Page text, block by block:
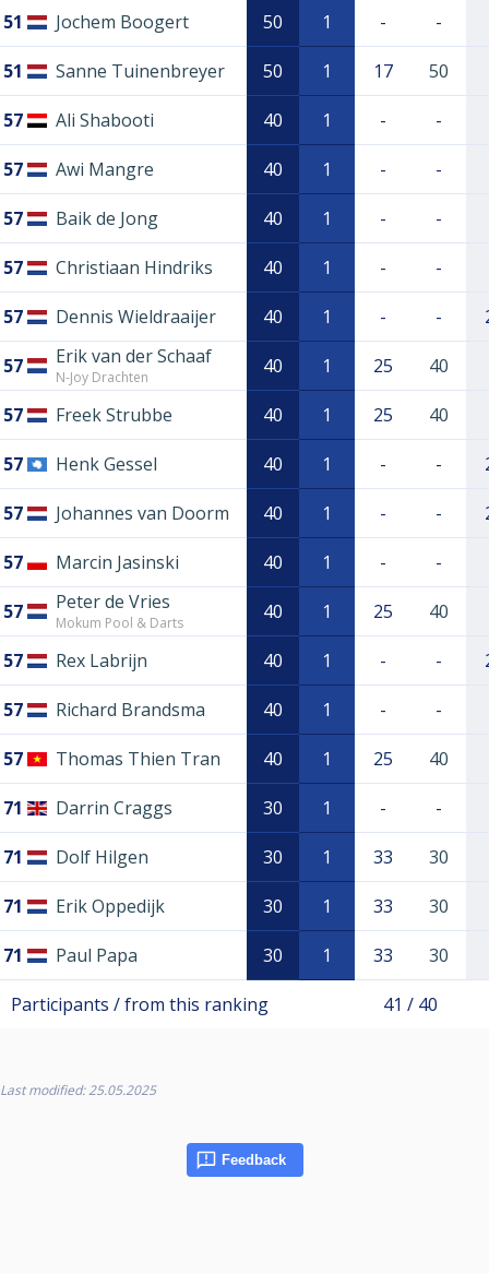
51 Jochem Boogert 50 1 - -
51 Sanne Tuinenbreyer 50 1 17 50
57 Ali Shabooti 40 1 - -
57 Awi Mangre 40 1 - -
57 Baik de Jong 40 1 - -
57 Christiaan Hindriks 40 1 - -
57 Dennis Wieldraaijer 40 1 - -
57 Erik van der Schaaf
N-Joy Drachten 40 1 25 40
57 Freek Strubbe 40 1 25 40
57 Henk Gessel 40 1 - -
57 Johannes van Doorm 40 1 - -
57 Marcin Jasinski 40 1 - -
57 Peter de Vries
Mokum Pool & Darts 40 1 25 40
57 Rex Labrijn 40 1 - -
57 Richard Brandsma 40 1 - -
57 Thomas Thien Tran 40 1 25 40
71 Darrin Craggs 30 1 - -
71 Dolf Hilgen 30 1 33 30
71 Erik Oppedijk 30 1 33 30
71 Paul Papa 30 1 33 30
Participants / from this ranking 41 / 40
Last modified: 25.05.2025
Feedback